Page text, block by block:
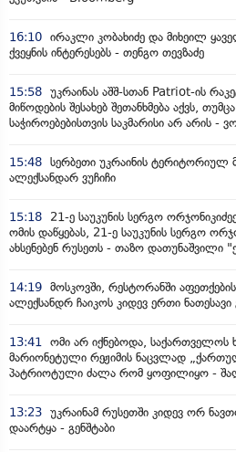
16:10 ირაკლი კობახიძე და მიხეილ
ქვეყნის ინტერესებს - თენგო თევზაძე
15:58 უკრაინას აშშ-სთან Patriot-ის
მიწოდების შესახებ შეთანხმება აქვს,
საჭიროებებისთვის საკმარისი არ არის -
15:48 სერბეთი უკრაინის ტერიტორიულ
ალექსანდარ ვუჩიჩი
15:18
21-ე საუკუნის სერგო
ომის დაწყებას, 21-ე საუკუნის სერგო
ახსენებენ რუსეთს - თაზო დათუნაშვილი
14:19 მოსკოვში, რესტორანში
ალექსანდრ ჩაიკოს კიდევ ერთი
13:41
ომი არ იქნებოდა, საქართველოს
მარიონეტული რეჟიმის ნაცვლად
პატრიოტული ძალა რომ ყოფილიყო -
13:23 უკრაინამ რუსეთში კიდევ ორ
დაარტყა - გენშტაბი